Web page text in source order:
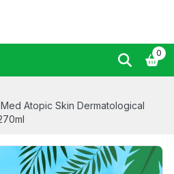
0
Atopic Skin Dermatological